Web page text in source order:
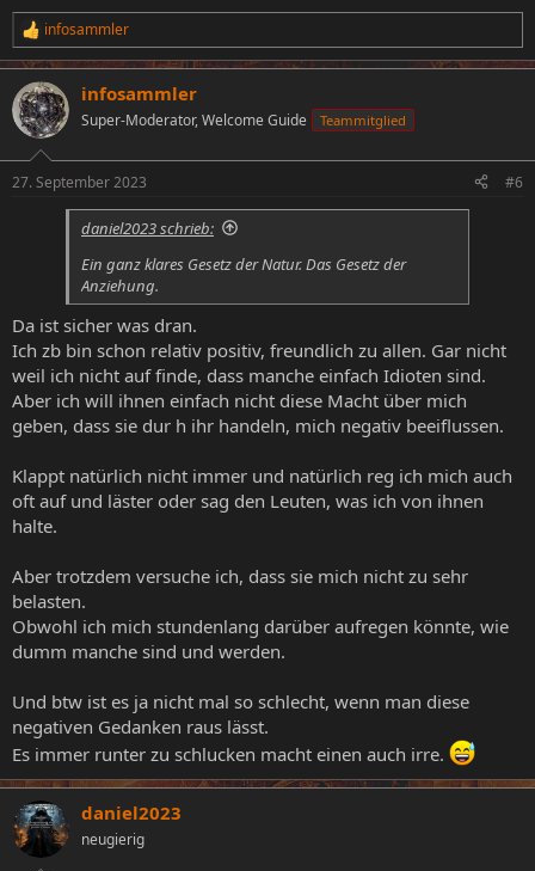
R
e
a
k
t
i
e
infosammler
infosammler
Super-Moderator, Welcome Guide Teammitglied
27. September 2023 #6
daniel2023 schrieb:
Ein ganz klares Gesetz der Natur. Das Gesetz der
Anziehung.
Da ist sicher was dran.
Ich zb bin schon relativ positiv, freundlich zu allen. Gar nicht
weil ich nicht auf finde, dass manche einfach Idioten sind.
Aber ich will ihnen einfach nicht diese Macht über mich
geben, dass sie dur h ihr handeln, mich negativ beeiflussen.
Klappt natürlich nicht immer und natürlich reg ich mich auch
oft auf und läster oder sag den Leuten, was ich von ihnen
halte.
Aber trotzdem versuche ich, dass sie mich nicht zu sehr
belasten.
Obwohl ich mich stundenlang darüber aufregen könnte, wie
dumm manche sind und werden.
Und btw ist es ja nicht mal so schlecht, wenn man diese
negativen Gedanken raus lässt.
Es immer runter zu schlucken macht einen auch irre.
daniel2023
neugierig